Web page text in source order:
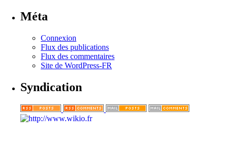
Méta
Connexion
Flux des publications
Flux des commentaires
Site de WordPress-FR
Syndication